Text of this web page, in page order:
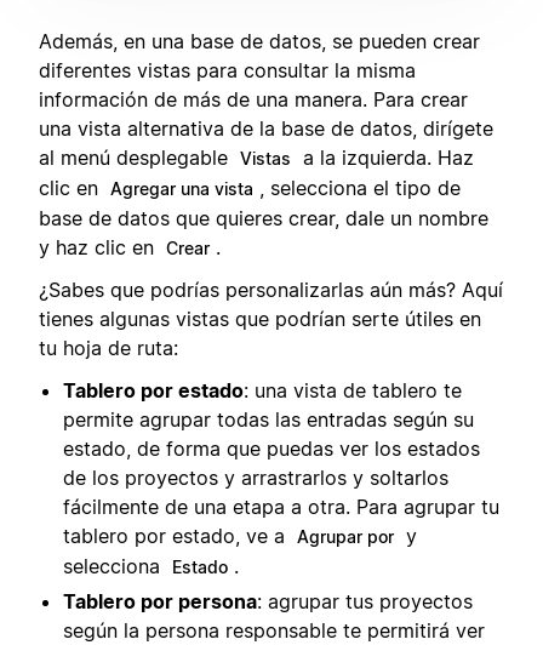
Además, en una base de datos, se pueden crear
diferentes vistas para consultar la misma
información de más de una manera. Para crear
una vista alternativa de la base de datos, dirígete
al menú desplegable Vistas
a la izquierda. Haz
clic en Agregar una vista
, selecciona el tipo de
base de datos que quieres crear, dale un nombre
y haz clic en Crear .
¿Sabes que podrías personalizarlas aún más? Aquí
tienes algunas vistas que podrían serte útiles en
tu hoja de ruta:
Tablero por estado: una vista de tablero te
permite agrupar todas las entradas según su
estado, de forma que puedas ver los estados
de los proyectos y arrastrarlos y soltarlos
fácilmente de una etapa a otra. Para agrupar tu
tablero por estado, ve a
Agrupar por y
selecciona
Estado .
Tablero por persona: agrupar tus proyectos
según la persona responsable te permitirá ver